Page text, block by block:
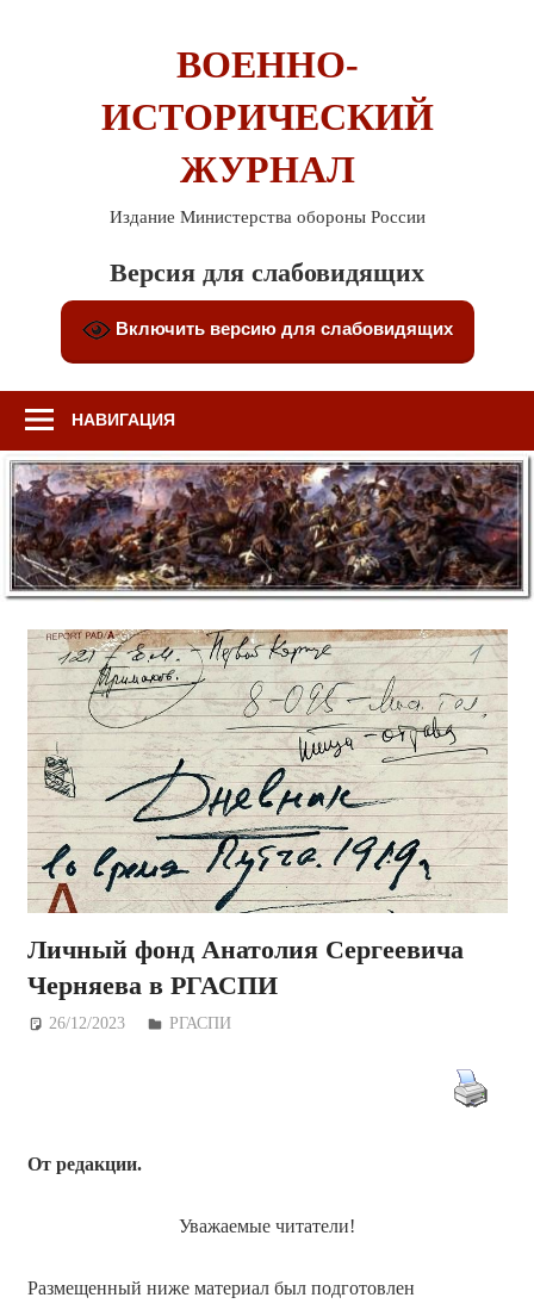
ВОЕННО-
ИСТОРИЧЕСКИЙ
ЖУРНАЛ
Издание Министерства обороны России
Версия для слабовидящих
Включить версию для слабовидящих
НАВИГАЦИЯ
Личный фонд Анатолия Сергеевича
Черняева в РГАСПИ
26/12/2023 Дежурный по Редакции
РГАСПИ
От редакции.
Уважаемые читатели!
Размещенный ниже материал был подготовлен